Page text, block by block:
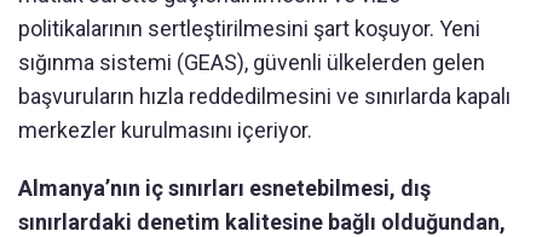
politikalarının sertleştirilmesini şart koşuyor. Yeni
sığınma sistemi (GEAS), güvenli ülkelerden gelen
başvuruların hızla reddedilmesini ve sınırlarda kapalı
merkezler kurulmasını içeriyor.
Almanya’nın iç sınırları esnetebilmesi, dış
sınırlardaki denetim kalitesine bağlı olduğundan,